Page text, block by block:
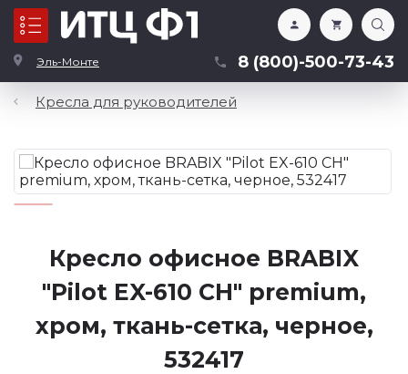
Эль-Монте 8 (800)-500-73-43
Каталог
Кресла для руководителей
Кресло офисное BRABIX
"Pilot EX-610 CH" premium,
хром, ткань-сетка, черное,
532417